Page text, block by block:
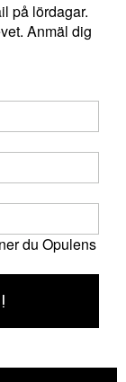
på lördagar.
Anmäl dig
du Opulens